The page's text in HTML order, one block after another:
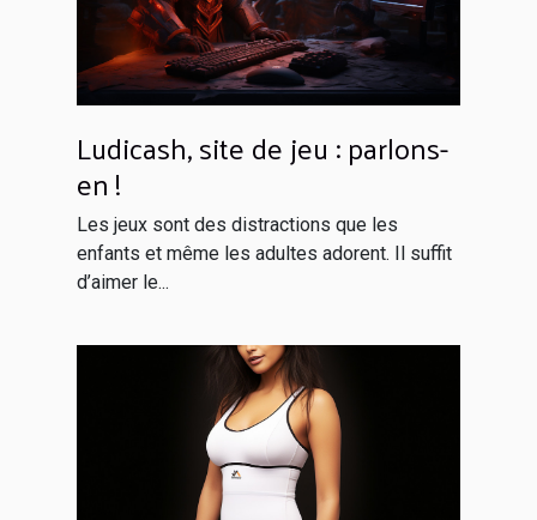
Ludicash, site de jeu : parlons-
en !
Les jeux sont des distractions que les
enfants et même les adultes adorent. Il suffit
d’aimer le...